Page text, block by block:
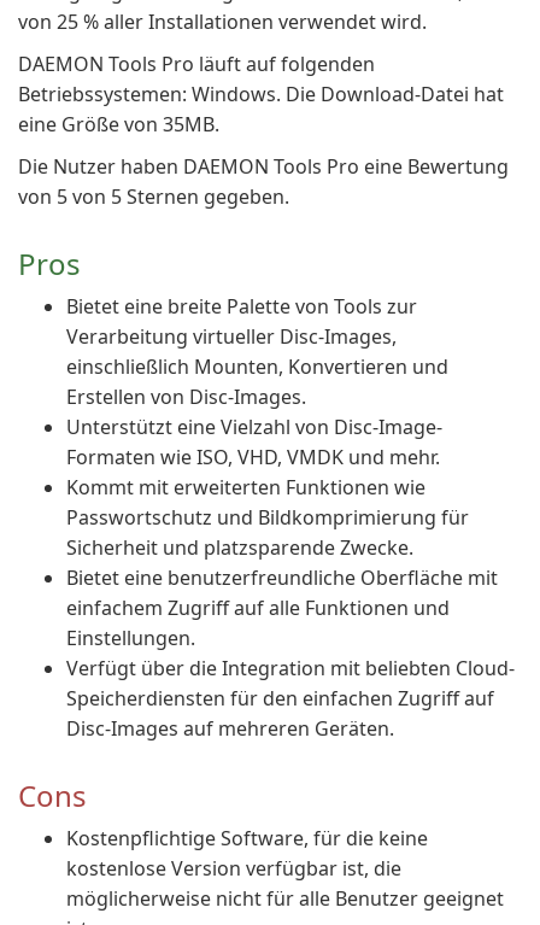
von 25 % aller Installationen verwendet wird.
DAEMON Tools Pro läuft auf folgenden
Betriebssystemen: Windows. Die Download-Datei hat
eine Größe von 35MB.
Die Nutzer haben DAEMON Tools Pro eine Bewertung
von 5 von 5 Sternen gegeben.
Pros
Bietet eine breite Palette von Tools zur
Verarbeitung virtueller Disc-Images,
einschließlich Mounten, Konvertieren und
Erstellen von Disc-Images.
Unterstützt eine Vielzahl von Disc-Image-
Formaten wie ISO, VHD, VMDK und mehr.
Kommt mit erweiterten Funktionen wie
Passwortschutz und Bildkomprimierung für
Sicherheit und platzsparende Zwecke.
Bietet eine benutzerfreundliche Oberfläche mit
einfachem Zugriff auf alle Funktionen und
Einstellungen.
Verfügt über die Integration mit beliebten Cloud-
Speicherdiensten für den einfachen Zugriff auf
Disc-Images auf mehreren Geräten.
Cons
Kostenpflichtige Software, für die keine
kostenlose Version verfügbar ist, die
möglicherweise nicht für alle Benutzer geeignet